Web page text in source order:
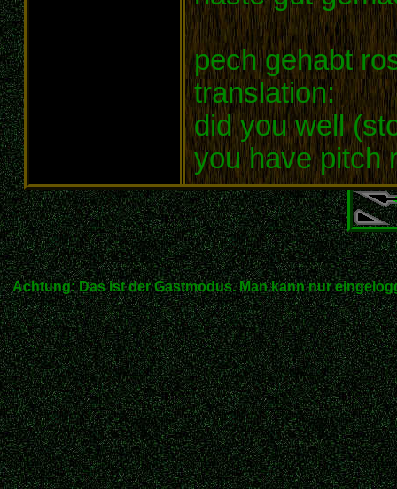
pech gehabt
translation:
did you well
you have pitch
Achtung: Das ist der Gastmodus. Man kann nur